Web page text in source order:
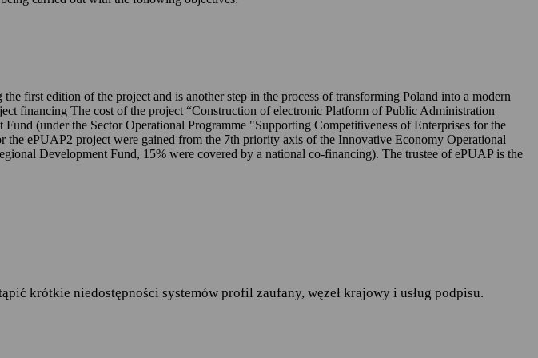
w serwisie mObywatel.gov.pl,
udostępnionych na ePUAP-ie,
679 z dnia 27 kwietnia 2016 r. w sprawie ochrony osób
i w sprawie swobodnego przepływu takich danych oraz
podmiotów realizujących zadania publiczne
2016 r. w sprawie zakresu i warunków korzystania z
w imieniu ministra właściwego do spraw informatyzacji
first edition of the project and is another step in the process of transforming Poland into a modern
financing The cost of the project “Construction of electronic Platform of Public Administration
(under the Sector Operational Programme "Supporting Competitiveness of Enterprises for the
ePUAP2 project were gained from the 7th priority axis of the Innovative Economy Operational
Development Fund, 15% were covered by a national co-financing). The trustee of ePUAP is the
krótkie niedostępności systemów profil zaufany, węzeł krajowy i usług podpisu.